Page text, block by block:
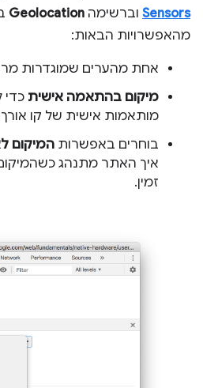
Sensors וברשימה Geolocation
מהאפשרויות הבאות:
אחת מהערים שמוגדרות
מיקום בהתאמה אישית כדי
מותאמות אישית של קו אורך
בוחרים באפשרות המיקום
איך האתר מתנהג
זמין.